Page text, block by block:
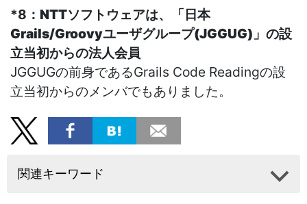
*8： NTTソフトウェアは、「日本
Grails/Groovyユーザグループ(JGGUG)」の設
立当初からの法人会員
JGGUGの前身であるGrails Code Readingの設
立当初からのメンバでもありました。
関連キーワード